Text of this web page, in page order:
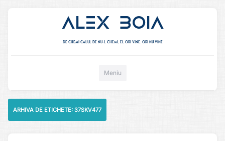
Alex Boia
De chemi calul de nu-l chemi, el ori vine. ori nu vine
Meniu
ARHIVA DE ETICHETE: 37SKV477